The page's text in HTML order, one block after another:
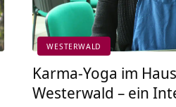
WESTERWALD
Karma-Yoga im
Westerwald – ein